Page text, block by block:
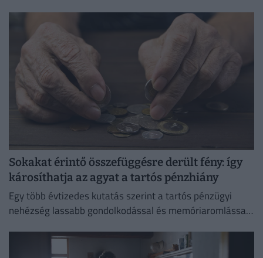
Sokakat érintő összefüggésre derült fény: így
károsíthatja az agyat a tartós pénzhiány
Egy több évtizedes kutatás szerint a tartós pénzügyi
nehézség lassabb gondolkodással és memóriaromlással